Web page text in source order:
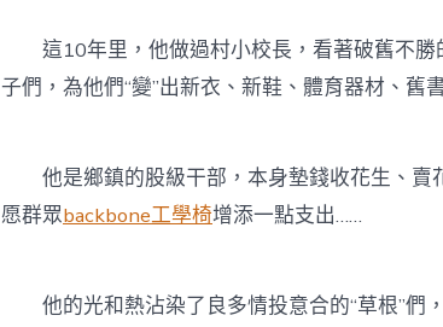
這10年里，他做過村小校長，看著破舊不勝
子們，為他們“變”出新衣、新鞋、體育器材、舊
他是鄉鎮的股級干部，本身墊錢收花生、賣
愿群眾backbone工學椅增添一點支出……
他的光和熱沾染了良多情投意合的“草根”們